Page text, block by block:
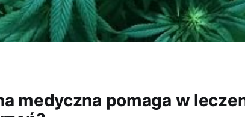
medyczna pomaga w